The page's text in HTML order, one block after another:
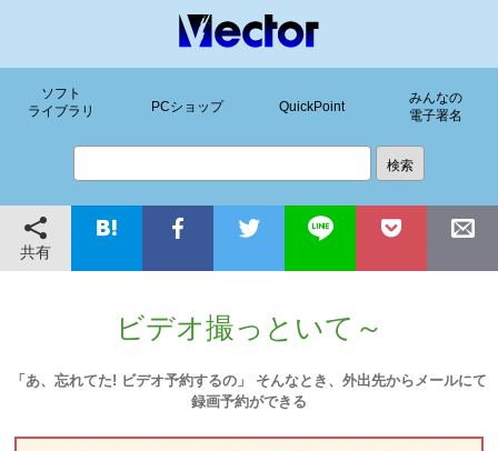
ソフト
ライブラリ
PCショップ QuickPoint
みんなの
電子署名
共有
ビデオ撮っといて～
「あ、忘れてた! ビデオ予約するの」 そんなとき、外出先からメールにて
録画予約ができる